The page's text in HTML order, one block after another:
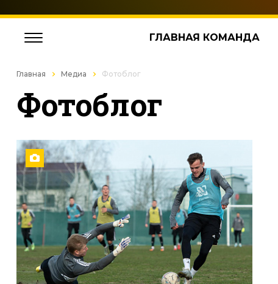
ГЛАВНАЯ КОМАНДА
Главная Медиа Фотоблог
Фотоблог